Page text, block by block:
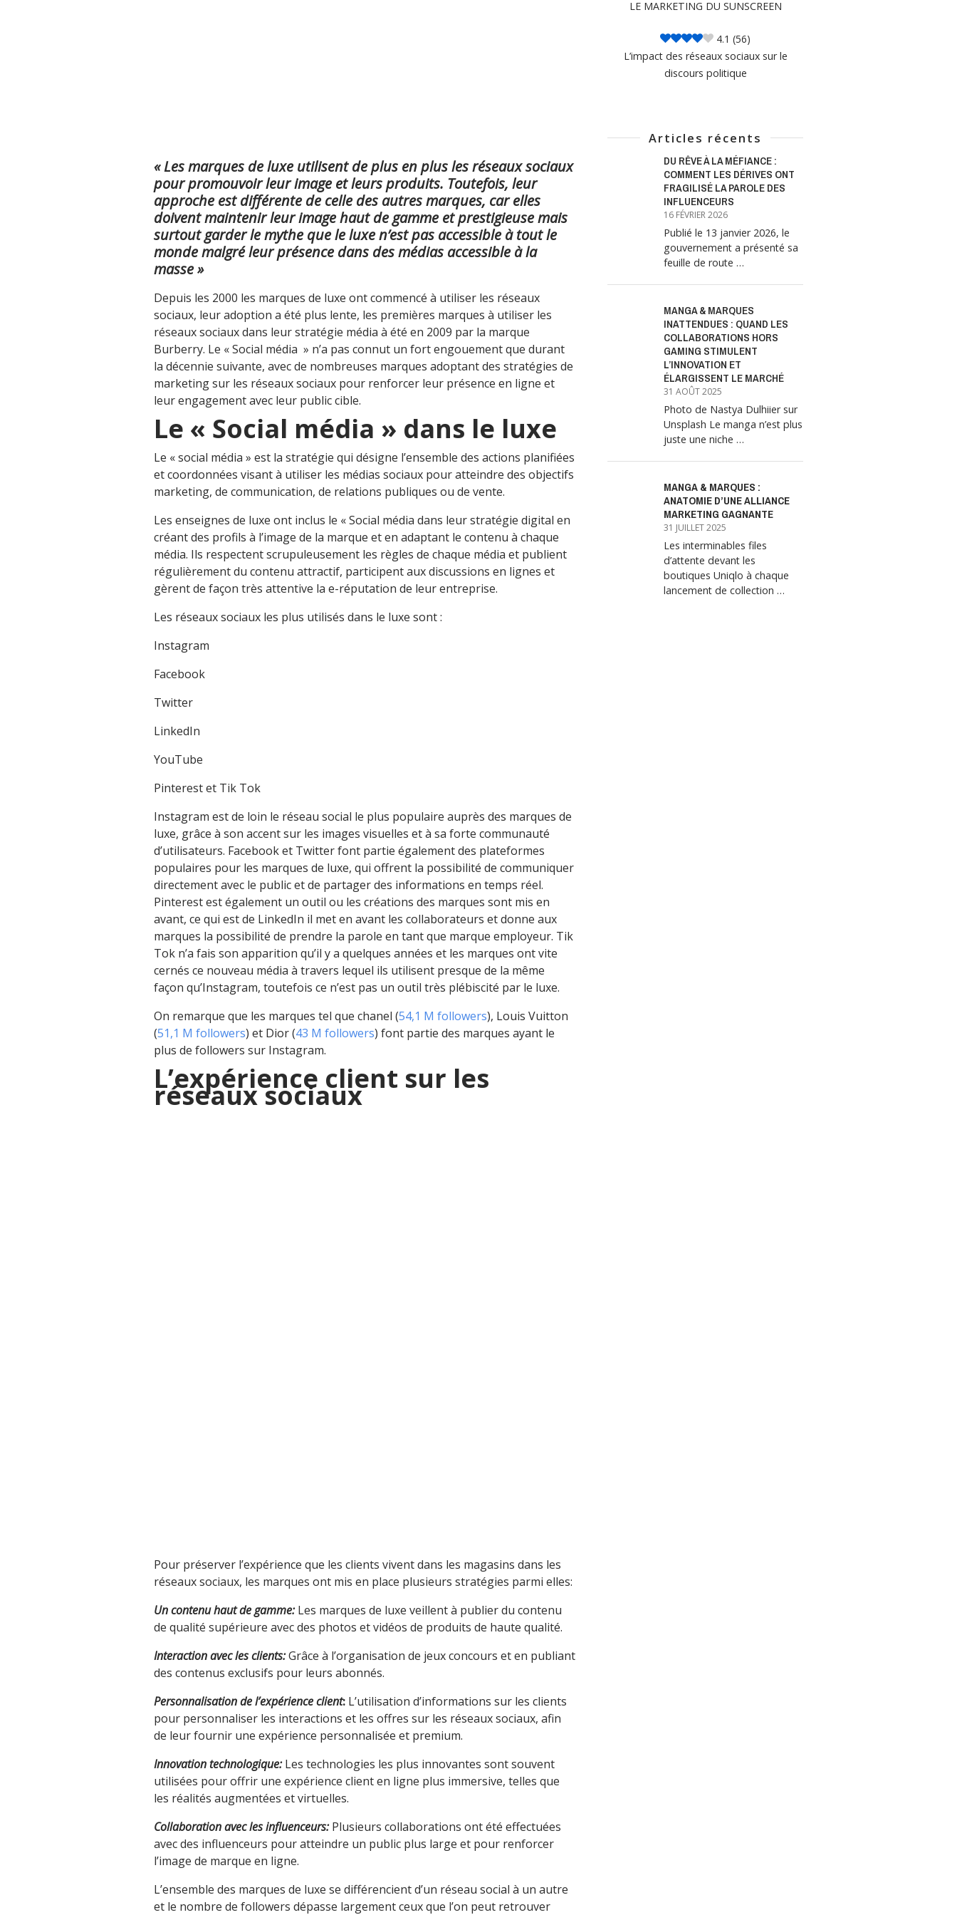
« Les marques de luxe utilisent de plus en plus les réseaux sociaux
pour promouvoir leur image et leurs produits. Toutefois, leur
approche est différente de celle des autres marques, car elles
doivent maintenir leur image haut de gamme et prestigieuse mais
surtout garder le mythe que le luxe n’est pas accessible à tout le
monde malgré leur présence dans des médias accessible à la
masse »
Depuis les 2000 les marques de luxe ont commencé à utiliser les réseaux
sociaux, leur adoption a été plus lente, les premières marques à utiliser les
réseaux sociaux dans leur stratégie média à été en 2009 par la marque
Burberry. Le « Social média » n’a pas connut un fort engouement que durant
la décennie suivante, avec de nombreuses marques adoptant des stratégies de
marketing sur les réseaux sociaux pour renforcer leur présence en ligne et
leur engagement avec leur public cible.
Le « Social média » dans le luxe
Le « social média » est la stratégie qui désigne l’ensemble des actions planifiées
et coordonnées visant à utiliser les médias sociaux pour atteindre des objectifs
marketing, de communication, de relations publiques ou de vente.
Les enseignes de luxe ont inclus le « Social média dans leur stratégie digital en
créant des profils à l’image de la marque et en adaptant le contenu à chaque
média. Ils respectent scrupuleusement les règles de chaque média et publient
régulièrement du contenu attractif, participent aux discussions en lignes et
gèrent de façon très attentive la e-réputation de leur entreprise.
Les réseaux sociaux les plus utilisés dans le luxe sont :
Instagram
Facebook
Twitter
LinkedIn
YouTube
Pinterest et Tik Tok
Instagram est de loin le réseau social le plus populaire auprès des marques de
luxe, grâce à son accent sur les images visuelles et à sa forte communauté
d’utilisateurs. Facebook et Twitter font partie également des plateformes
populaires pour les marques de luxe, qui offrent la possibilité de communiquer
directement avec le public et de partager des informations en temps réel.
Pinterest est également un outil ou les créations des marques sont mis en
avant, ce qui est de LinkedIn il met en avant les collaborateurs et donne aux
marques la possibilité de prendre la parole en tant que marque employeur. Tik
Tok n’a fais son apparition qu’il y a quelques années et les marques ont vite
cernés ce nouveau média à travers lequel ils utilisent presque de la même
façon qu’Instagram, toutefois ce n’est pas un outil très plébiscité par le luxe.
On remarque que les marques tel que chanel (54,1 M followers), Louis Vuitton
(51,1 M followers) et Dior (43 M followers) font partie des marques ayant le
plus de followers sur Instagram.
L’expérience client sur les
réseaux sociaux
Pour préserver l’expérience que les clients vivent dans les magasins dans les
réseaux sociaux, les marques ont mis en place plusieurs stratégies parmi elles:
Un contenu haut de gamme:Les marques de luxe veillent à publier du contenu
de qualité supérieure avec des photos et vidéos de produits de haute qualité.
Interaction avec les clients:Grâce à l’organisation de jeux concours et en publiant
des contenus exclusifs pour leurs abonnés.
Personnalisation de l’expérience client: L’utilisation d’informations sur les clients
pour personnaliser les interactions et les offres sur les réseaux sociaux, afin
de leur fournir une expérience personnalisée et premium.
Innovation technologique: Les technologies les plus innovantes sont souvent
utilisées pour offrir une expérience client en ligne plus immersive, telles que
les réalités augmentées et virtuelles.
Collaboration avec les influenceurs:Plusieurs collaborations ont été effectuées
avec des influenceurs pour atteindre un public plus large et pour renforcer
l’image de marque en ligne.
L’ensemble des marques de luxe se différencient d’un réseau social à un autre
et le nombre de followers dépasse largement ceux que l’on peut retrouver
LE MARKETING DU SUNSCREEN
4.1 (56)
L’impact des réseaux sociaux sur le
discours politique
Articles récents
DU RÊVE À LA MÉFIANCE :
COMMENT LES DÉRIVES ONT
FRAGILISÉ LA PAROLE DES
INFLUENCEURS
16 FÉVRIER 2026
Publié le 13 janvier 2026, le
gouvernement a présenté sa
feuille de route …
MANGA & MARQUES
INATTENDUES : QUAND LES
COLLABORATIONS HORS
GAMING STIMULENT
L’INNOVATION ET
ÉLARGISSENT LE MARCHÉ
31 AOÛT 2025
Photo de Nastya Dulhiier sur
Unsplash Le manga n’est plus
juste une niche …
MANGA & MARQUES :
ANATOMIE D’UNE ALLIANCE
MARKETING GAGNANTE
31 JUILLET 2025
Les interminables files
d’attente devant les
boutiques Uniqlo à chaque
lancement de collection …